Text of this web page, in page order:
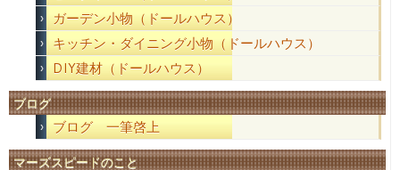
ガーデン小物（ドールハウス）
キッチン・ダイニング小物（ドールハウス）
DIY建材（ドールハウス）
ブログ
ブログ 一筆啓上
マーズスピードのこと